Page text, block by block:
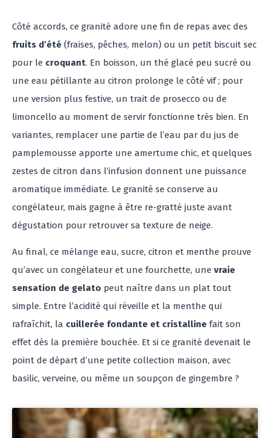
Côté accords, ce granité adore une fin de repas avec des
fruits d’été (fraises, pêches, melon) ou un petit biscuit sec
pour le croquant. En boisson, un thé glacé peu sucré ou
une eau pétillante au citron prolonge le côté vif ; pour
une version plus festive, un trait de prosecco ou de
limoncello au moment de servir fonctionne très bien. En
variantes, remplacer une partie de l’eau par du jus de
pamplemousse apporte une amertume chic, et quelques
zestes de citron dans l’infusion donnent une puissance
aromatique immédiate. Le granité se conserve au
congélateur, mais gagne à être re-gratté juste avant
dégustation pour retrouver sa texture de neige.
Au final, ce mélange eau, sucre, citron et menthe prouve
qu’avec un congélateur et une fourchette, une vraie
sensation de gelato peut naître dans un plat tout
simple. Entre l’acidité qui réveille et la menthe qui
rafraîchit, la cuillerée fondante et cristalline fait son
effet dès la première bouchée. Et si ce granité devenait le
point de départ d’une petite collection maison, avec
basilic, verveine, ou même un soupçon de gingembre ?